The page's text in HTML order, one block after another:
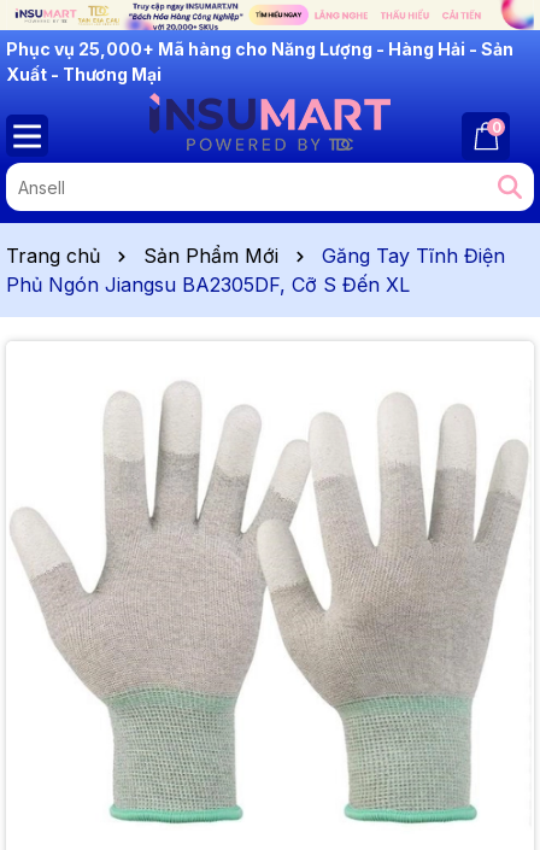
INSUMART: Lắng Nghe - Thấu Hiểu - Cải Tiến
0
Trang chủ Sản Phẩm Mới
Găng Tay Tĩnh Điện
Phủ Ngón Jiangsu BA2305DF, Cỡ S Đến XL